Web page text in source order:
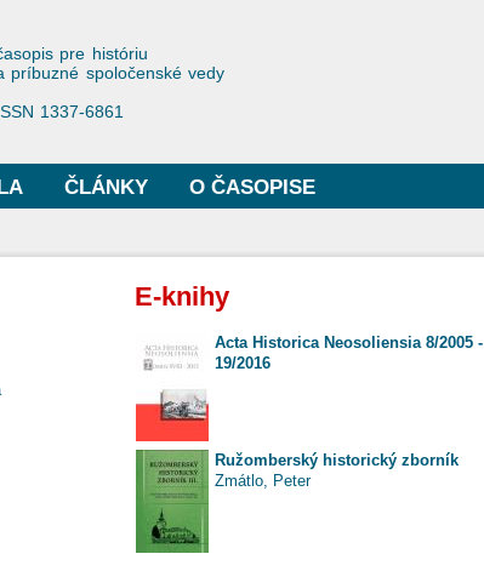
Historiae
pre históriu
príbuzné spoločenské vedy
1337-6861
ČLÁNKY O ČASOPISE
E-knihy
Acta Historica Neosoliensia 8/2005 -
19/2016
Ružomberský historický zborník
Zmátlo, Peter